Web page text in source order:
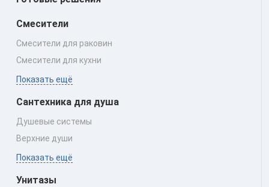
Смесители
Смесители для раковин
Смесители для кухни
Показать ещё
Сантехника для душа
Душевые системы
Верхние души
Показать ещё
Унитазы